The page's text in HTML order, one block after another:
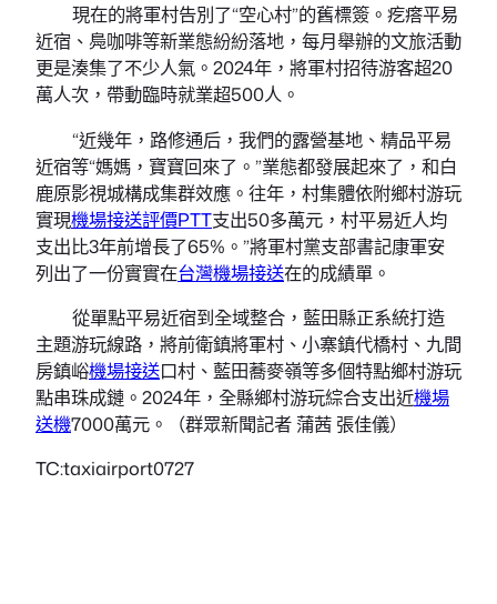
現在的將軍村告別了“空心村”的舊標簽。疙瘩平易
近宿、鳧咖啡等新業態紛紛落地，每月舉辦的文旅活動
更是湊集了不少人氣。2024年，將軍村招待游客超20
萬人次，帶動臨時就業超500人。
“近幾年，路修通后，我們的露營基地、精品平易
近宿等“媽媽，寶寶回來了。”業態都發展起來了，和白
鹿原影視城構成集群效應。往年，村集體依附鄉村游玩
實現機場接送評價PTT支出50多萬元，村平易近人均
支出比3年前增長了65%。”將軍村黨支部書記康軍安
列出了一份實實在台灣機場接送在的成績單。
從單點平易近宿到全域整合，藍田縣正系統打造
主題游玩線路，將前衛鎮將軍村、小寨鎮代橋村、九間
房鎮峪機場接送口村、藍田蕎麥嶺等多個特點鄉村游玩
點串珠成鏈。2024年，全縣鄉村游玩綜合支出近機場
送機7000萬元。（群眾新聞記者 蒲茜 張佳儀）
TC:taxiairport0727